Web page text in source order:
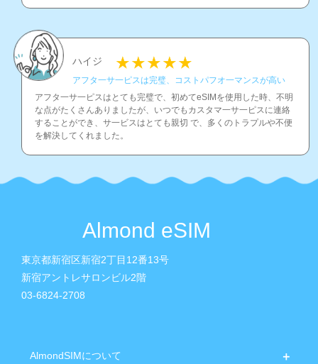
ハイジ
アフタ一サ一ピスは完璧、コストパフオ一マンスが高い
アフタ一サ一ピスはとても完璧で、初めてeSIMを使用した時、不明
な点がたくさんありましたが、いつでもカスタマ一サ一ピスに連絡
することができ、サ一ビスはとても親切 で、多くのトラプルや不便
を解決してくれました。
Almond eSIM
東京都新宿区新宿2丁目12番13号
新宿アントレサロンビル2階
03-6824-2708
AlmondSIMについて